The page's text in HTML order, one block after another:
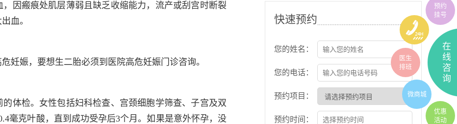
因瘢痕处肌层薄弱且缺乏收缩能力，流产或刮宫时断裂
血。
妊娠，要想生二胎必须到医院高危妊娠门诊咨询。
体检。女性包括妇科检查、宫颈细胞学筛查、子宫及双
毫克叶酸，直到成功受孕后3个月。如果是意外怀孕，没
快速预约
您的姓名：
您的电话：
预约项目：
预约时间：
在
线
咨
询
预约
挂号
医生
排班
微商城
优惠
活动